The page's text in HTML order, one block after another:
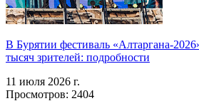
В Бурятии фестиваль «Алтаргана-
тысяч зрителей: подробности
11 июля 2026 г.
Просмотров: 2404